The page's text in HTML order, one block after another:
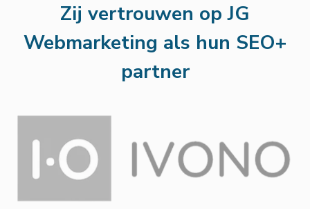
Zij vertrouwen op JG
Webmarketing als hun SEO+
partner